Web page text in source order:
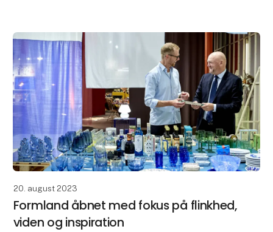
20. august 2023
Formland åbnet med fokus på flinkhed,
viden og inspiration